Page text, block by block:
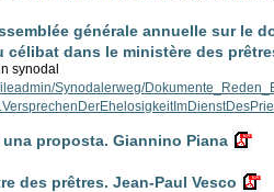
générale annuelle sur le
célibat dans le ministère des
synodal
Synodalerweg/
proposta. Giannino Piana
des prêtres. Jean-Paul Vesco